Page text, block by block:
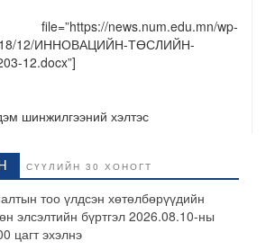
news.num.edu.mn/wp-
12/ИННОВАЦИЙН-ТӨСЛИЙН-
12.docx”]
шинжилгээний хэлтэс
СҮҮЛИЙН 30 ХОНОГТ
тоо үлдсэн хөтөлбөрүүдийн
элсэлтийн бүртгэл 2026.08.10-ны
цагт эхэлнэ